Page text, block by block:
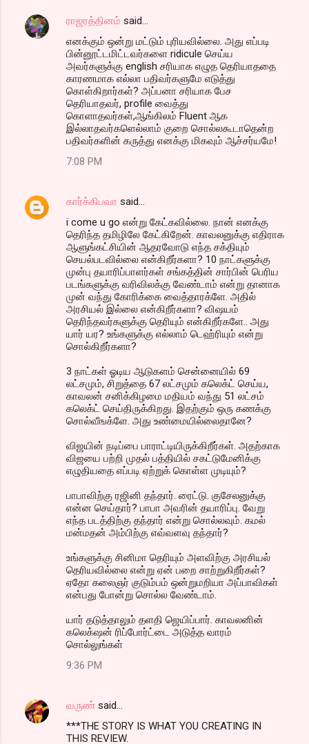
ராஜரத்தினம் said…
எனக்கும் ஒன்று மட்டும் புரியவில்லை. அது எப்படி
பின்னூட்டமிட்டவர்களை ridicule செய்ய
அவர்களுக்கு english சரியாக எழுத தெரியாததை
காரணமாக எல்லா பதிவர்களுமே எடுத்து
கொள்கிறார்கள்? அப்பனா சரியாக பேச
தெரியாதவர், profile வைத்து
கொளாதவர்கள்,ஆங்கிலம் Fluent ஆக
இல்லாதவர்களெல்லாம் குறை சொல்லகூடாதென்ற
பதிவர்களின் கருத்து எனக்கு மிகவும் ஆச்சர்யமே!
7:08 PM
கார்க்கிபவா said…
i come u go என்று கேட்கவில்லை. நான் எனக்கு
தெரிந்த தமிழிலே கேட்கிறேன். காவலனுக்கு எதிராக
ஆளுங்கட்சியின் ஆதரவோடு எந்த சக்தியும்
செயல்படவில்லை என்கிறீர்களா? 10 நாட்களுக்கு
முன்பு தயாரிப்பாளர்கள் சங்கத்தின் சார்பின் பெரிய
படங்களுக்கு வரிவிலக்கு வேண்டாம் என்று தானாக
முன் வந்து கோரிக்கை வைத்தாரக்ளே. அதில்
அரசியல் இல்லை என்கிறீர்களா? விஷயம்
தெரிந்தவர்களுக்கு தெரியும் என்கிறீர்களே.. அது
யார் யர? உங்களுக்கு எல்லாம் டெஹ்ரியும் என்று
சொல்கிறீர்களா?
3 நாட்கள் ஓடிய ஆடுகளம் சென்னையில் 69
லட்சமும், சிறுத்தை 67 லட்சமும் கலெக்ட் செய்ய,
காவலன் சனிக்கிழமை மதியம் வந்து 51 லட்சம்
கலெக்ட் செய்திருக்கிறது. இதற்கும் ஒரு கணக்கு
சொல்வீஙக்ளே. அது உண்மையில்லைதானே?
விஜயின் நடிப்பை பாராட்டியிருக்கிறீர்கள். அதற்காக
விஜயை பற்றி முதல் பத்தியில் சகட்டுமேனிக்கு
எழுதியதை எப்படி ஏற்றுக் கொள்ள முடியும்?
பாபாவிற்கு ரஜினி தந்தார். ரைட்டு. குசேலனுக்கு
என்ன செய்தார்? பாபா அவரின் தயாரிப்பு. வேறு
எந்த படத்திற்கு தந்தார் என்று சொல்லவும். கமல்
மன்மதன் அம்பிற்கு எவ்வளவு தந்தார்?
உங்களுக்கு சினிமா தெரியும் அளவிற்கு அரசியல்
தெரியவில்லை என்று ஏன் பறை சாற்றுகிறீர்கள்?
ஏதோ கலைஞர் குடும்பம் ஒன்றுமறியா அப்பாவிகள்
என்பது போன்று சொல்ல வேண்டாம்.
யார் தடுத்தாலும் தளதி ஜெயிப்பார். காவலனின்
கலெக்‌ஷன் ரிப்போர்ட்டை அடுத்த வாரம்
சொல்லுங்கள்
9:36 PM
வருண் said…
***THE STORY IS WHAT YOU CREATING IN
THIS REVIEW.